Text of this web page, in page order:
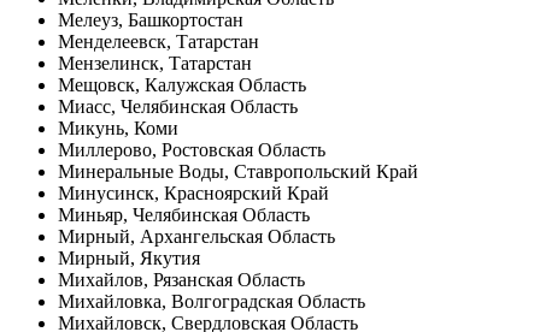
Мелеуз, Башкортостан
Менделеевск, Татарстан
Мензелинск, Татарстан
Мещовск, Калужская Область
Миасс, Челябинская Область
Микунь, Коми
Миллерово, Ростовская Область
Минеральные Воды, Ставропольский Край
Минусинск, Красноярский Край
Миньяр, Челябинская Область
Мирный, Архангельская Область
Мирный, Якутия
Михайлов, Рязанская Область
Михайловка, Волгоградская Область
Михайловск, Свердловская Область